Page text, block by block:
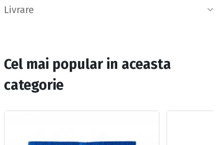
Livrare
Cel mai popular in aceasta
categorie